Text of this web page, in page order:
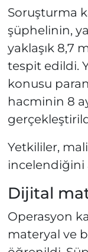
Soruşturma
şüphelinin,
yaklaşık 8,7
tespit edildi.
konusu
hacminin 8
Yetkililer,
incelendiğini
Dijital
Operasyon
materyal ve